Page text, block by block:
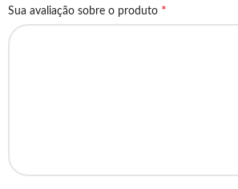
Sua avaliação sobre o produto *